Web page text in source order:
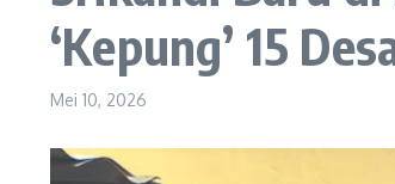
‘Kepung’ 15
Mei 10, 2026